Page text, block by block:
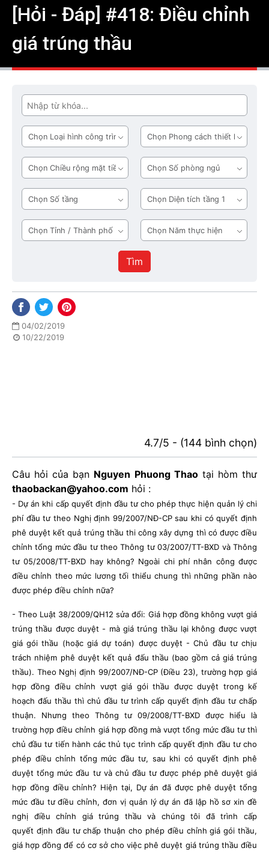
[Hỏi - Đáp] #418: Điều chỉnh
giá trúng thầu
Tìm
Loại
hình
công
trình
Phong
cách
thiết
kế
Chiều
rộng
mặt
tiền
Số
phòng
ngủ
Số
tầng
Diện
tích
tầng
1
Tỉnh
/
Năm
thực
hiện
Tìm
04/02/2019
10/22/2019
4.7/5 - (144 bình chọn)
Câu hỏi của bạn Nguyen Phuong Thaotại hòm thư
thaobackan@yahoo.com hỏi :
- Dự án khi cấp quyết định đầu tư cho phép thực hiện quản lý chi
phí đầu tư theo Nghị định 99/2007/NĐ-CP sau khi có quyết định
phê duyệt kết quả trúng thầu thi công xây dựng thì có được điều
chỉnh tổng mức đầu tư theo Thông tư 03/2007/TT-BXD và Thông
tư 05/2008/TT-BXD hay không? Ngoài chi phí nhân công được
điều chỉnh theo mức lương tối thiểu chung thì những phần nào
được phép điều chỉnh nữa?
- Theo Luật 38/2009/QH12 sửa đổi: Giá hợp đồng không vượt giá
trúng thầu được duyệt - mà giá trúng thầu lại không được vượt
giá gói thầu (hoặc giá dự toán) được duyệt - Chủ đầu tư chịu
trách nhiệm phê duyệt kết quả đấu thầu (bao gồm cả giá trúng
thầu). Theo Nghị định 99/2007/NĐ-CP (Điều 23), trường hợp giá
hợp đồng điều chỉnh vượt giá gói thầu được duyệt trong kế
hoạch đấu thầu thì chủ đầu tư trình cấp quyết định đầu tư chấp
thuận. Nhưng theo Thông tư 09/2008/TT-BXD được hiểu là
trường hợp điều chỉnh giá hợp đồng mà vượt tổng mức đầu tư thì
chủ đầu tư tiến hành các thủ tục trình cấp quyết định đầu tư cho
phép điều chỉnh tổng mức đầu tư, sau khi có quyết định phê
duyệt tổng mức đầu tư và chủ đầu tư được phép phê duyệt giá
hợp đồng điều chỉnh? Hiện tại, Dự án đã được phê duyệt tổng
mức đầu tư điều chỉnh, đơn vị quản lý dự án đã lập hồ sơ xin đề
nghị điều chỉnh giá trúng thầu và chúng tôi đã trình cấp
quyết định đầu tư chấp thuận cho phép điều chỉnh giá gói thầu,
giá hợp đồng để có cơ sở cho việc phê duyệt giá trúng thầu điều